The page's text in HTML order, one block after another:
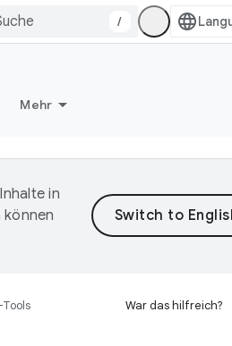
/
Mehr
in
War das hilfreich?